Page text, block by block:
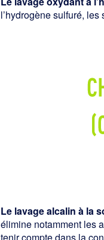
l’hydrogène sulfuré,
Le lavage alcalin à la
élimine notamment les